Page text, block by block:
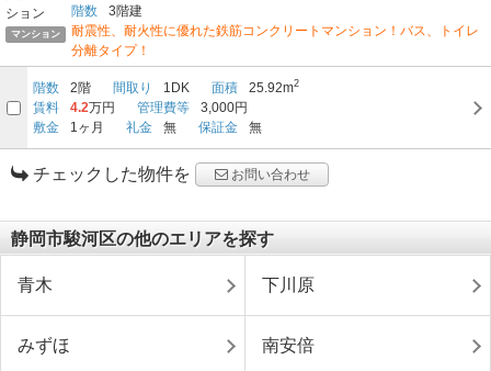
マンション
階数
3階建
耐震性、耐火性に優れた鉄筋コンクリートマンション！バス、トイレ
分離タイプ！
階数 2階 間取り 1DK 面積 25.92m2
賃料 4.2万円 管理費等
3,000円
敷金
1ヶ月 礼金 無 保証金 無
チェックした物件を お問い合わせ
静岡市駿河区の他のエリアを探す
青木 下川原
みずほ 南安倍